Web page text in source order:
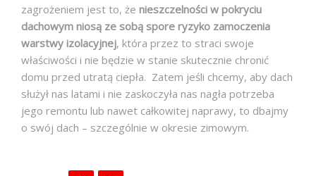
zagrożeniem jest to, że nieszczelności w pokryciu
dachowym niosą ze sobą spore ryzyko zamoczenia
warstwy izolacyjnej, która przez to straci swoje
właściwości i nie będzie w stanie skutecznie chronić
domu przed utratą ciepła. Zatem jeśli chcemy, aby dach
służył nas latami i nie zaskoczyła nas nagła potrzeba
jego remontu lub nawet całkowitej naprawy, to dbajmy
o swój dach – szczególnie w okresie zimowym.